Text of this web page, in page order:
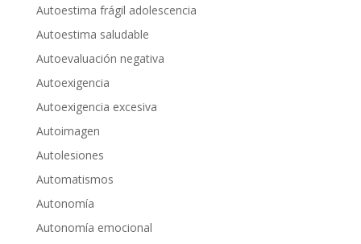
Autoestima frágil adolescencia
Autoestima saludable
Autoevaluación negativa
Autoexigencia
Autoexigencia excesiva
Autoimagen
Autolesiones
Automatismos
Autonomía
Autonomía emocional